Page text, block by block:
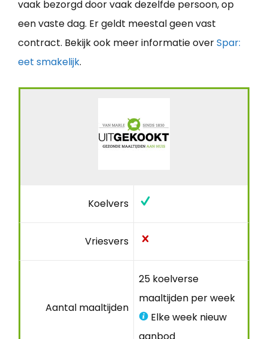
vaak bezorgd door vaak dezelfde persoon, op
een vaste dag. Er geldt meestal geen vast
contract. Bekijk ook meer informatie overSpar:
eet smakelijk.
Koelvers
Vriesvers
Aantal maaltijden
25 koelverse
maaltijden per week
Elke week nieuw